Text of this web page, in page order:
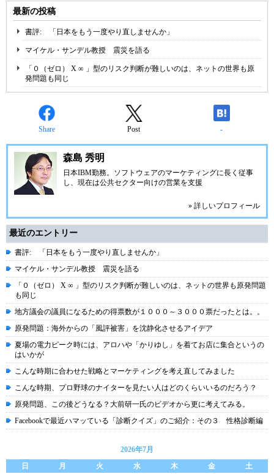
最新の投稿
書評: 「日本をもう一度やり直しませんか」
マイケル・サンデル教授 震災を語る
「０（ゼロ） X ∞ 」型のリスク判断が難しいのは、ネットの世界も原
発問題も同じ
Share Post -
森島 秀明
日本IBM勤務。ソフトウェアのマーケティングに長く従事
し、現在は公共セクター向けの営業を支援
» 詳しいプロフィール
最近のエントリー
書評: 「日本をもう一度やり直しませんか」
マイケル・サンデル教授 震災を語る
「０（ゼロ） X ∞ 」型のリスク判断が難しいのは、ネットの世界も原発問題
も同じ
地方議会の議員になるための得票数が１０００～３０００票だったとは。。
原発問題：海外からの「風評被害」を沈静化させるアイデア
夏場の電力ピーク時には、アロハや「かりゆし」を着てお店に集合というの
はいかが
こんな時期に合わせた戦略とマーケティングを考え直してみました
こんな時期、プロ野球のナイターを見たい人はどのくらいいるのだろう？
原発問題、この後どうなる？大前研一氏のビデオから更に考えてみる。
Facebookで最近ハマッている「診断クイズ」のご紹介：その３ 性格診断編
2026年7月
日
月 火 水 木 金
土